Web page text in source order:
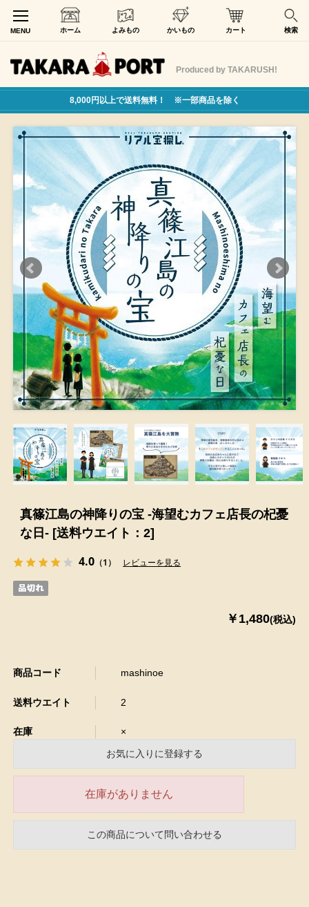
MENU ホーム よみもの かいもの カート 検索
Produced by TAKARUSH!
8,000円以上で送料無料！ ※一部商品を除く
真篠江島の神降りの宝 -海望むカフェ店長の杞憂
な日- [送料ウエイト：2]
4.0 （1） レビューを見る
￥1,480(税込)
商品コード mashinoe
送料ウエイト 2
在庫
×
お気に入りに登録する
在庫がありません
この商品について問い合わせる